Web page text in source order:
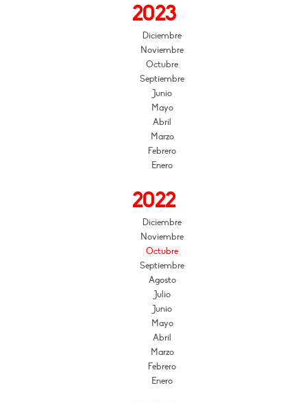
2023
Diciembre
Noviembre
Octubre
Septiembre
Junio
Mayo
Abril
Marzo
Febrero
Enero
2022
Diciembre
Noviembre
Octubre
Septiembre
Agosto
Julio
Junio
Mayo
Abril
Marzo
Febrero
Enero